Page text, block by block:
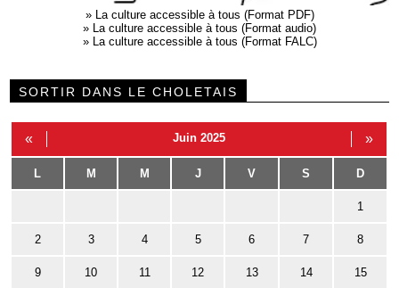
» La culture accessible à tous (Format PDF)
» La culture accessible à tous (Format audio)
» La culture accessible à tous (Format FALC)
SORTIR DANS LE CHOLETAIS
« Juin 2025 »
L M M J V S D
1
2 3 4 5 6 7 8
9 10 11 12 13 14 15